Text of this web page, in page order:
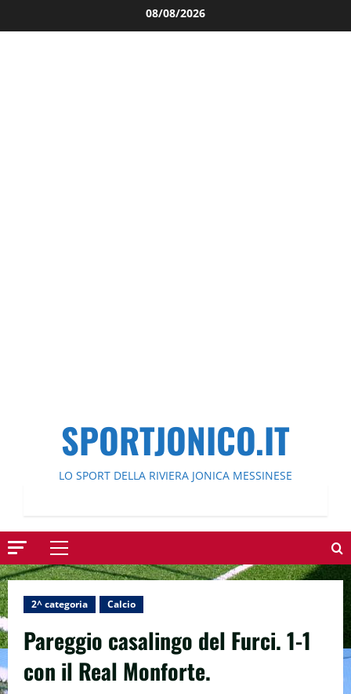
al
08/08/2026
SPORTJONICO.IT
LO SPORT DELLA RIVIERA JONICA MESSINESE
Menu
principale
2^ categoria Calcio
Pareggio casalingo del Furci. 1-1
con il Real Monforte.